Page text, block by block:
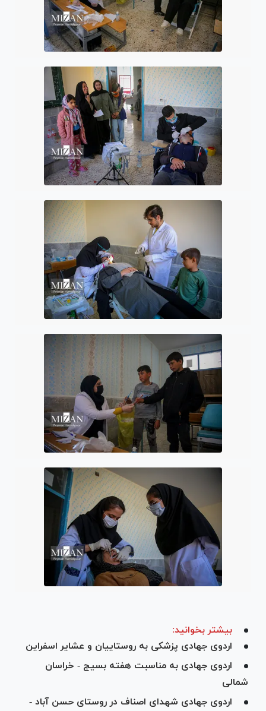
بیشتر بخوانید:
اردوی جهادی پزشکی به روستاییان و عشایر اسفراین
اردوی جهادی به مناسبت هفته بسیج - خراسان
شمالی
اردوی جهادی شهدای اصناف در روستای حسن آباد -